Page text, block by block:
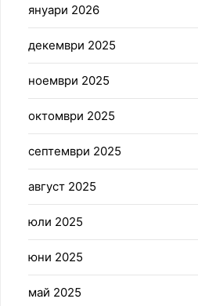
януари 2026
декември 2025
ноември 2025
октомври 2025
септември 2025
август 2025
юли 2025
юни 2025
май 2025